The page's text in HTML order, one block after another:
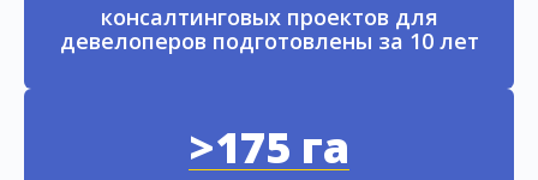
консалтинговых проектов для
девелоперов подготовлены за 10 лет
>175 га